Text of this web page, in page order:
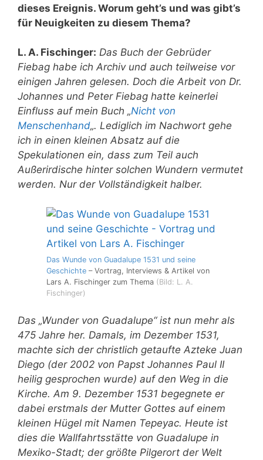
dieses Ereignis. Worum geht’s und was gibt’s
für Neuigkeiten zu diesem Thema?
L. A. Fischinger: Das Buch der Gebrüder
Fiebag habe ich Archiv und auch teilweise vor
einigen Jahren gelesen. Doch die Arbeit von Dr.
Johannes und Peter Fiebag hatte keinerlei
Einfluss auf mein Buch „Nicht von
Menschenhand„. Lediglich im Nachwort gehe
ich in einen kleinen Absatz auf die
Spekulationen ein, dass zum Teil auch
Außerirdische hinter solchen Wundern vermutet
werden. Nur der Vollständigkeit halber.
Das Wunde von Guadalupe 1531 und seine
Geschichte – Vortrag, Interviews & Artikel von
Lars A. Fischinger zum Thema (Bild: L. A.
Fischinger)
Das „Wunder von Guadalupe“ ist nun mehr als
475 Jahre her. Damals, im Dezember 1531,
machte sich der christlich getaufte Azteke Juan
Diego (der 2002 von Papst Johannes Paul II
heilig gesprochen wurde) auf den Weg in die
Kirche. Am 9. Dezember 1531 begegnete er
dabei erstmals der Mutter Gottes auf einem
kleinen Hügel mit Namen Tepeyac. Heute ist
dies die Wallfahrtsstätte von Guadalupe in
Mexiko-Stadt; der größte Pilgerort der Welt